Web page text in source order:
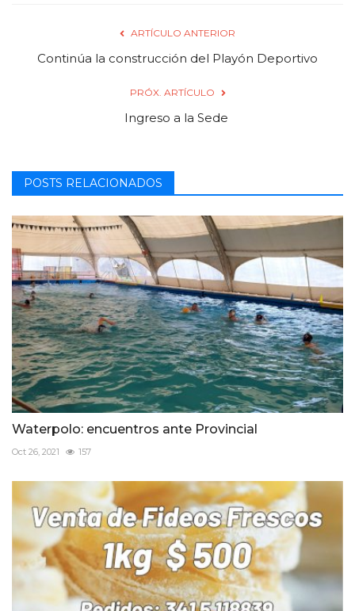
ARTÍCULO ANTERIOR
Continúa la construcción del Playón Deportivo
PRÓX. ARTÍCULO
Ingreso a la Sede
POSTS RELACIONADOS
Waterpolo: encuentros ante Provincial
Oct 26, 2021 157